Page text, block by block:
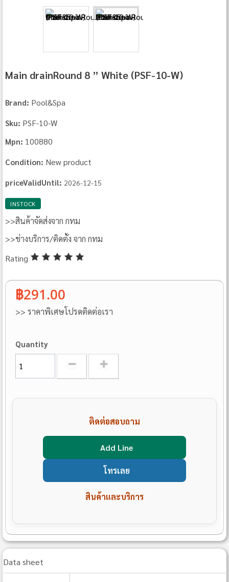
Main drainRound 8 ” White (PSF‐10‐W)
Brand: Pool&Spa
Sku: PSF‐10‐W
Mpn: 100880
Condition: New product
priceValidUntil: 2026-12-15
INSTOCK
>>สินค้าจัดส่งจาก กทม
>>ช่างบริการ/ติดตั้ง จาก กทม
Rating
฿291.00
>> ราคาพิเศษโปรดติดต่อเรา
Quantity
ติดต่อสอบถาม
Add Line
โทรเลย
สินค้าและบริการ
Data sheet